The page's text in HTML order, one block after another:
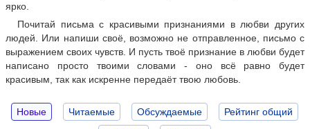
ярко.
Почитай письма с красивыми признаниями в любви других
людей. Или напиши своё, возможно не отправленное, письмо с
выражением своих чувств. И пусть твоё признание в любви будет
написано просто твоими словами - оно всё равно будет
красивым, так как искренне передаёт твою любовь.
Новые Читаемые Обсуждаемые
Рейтинг общий